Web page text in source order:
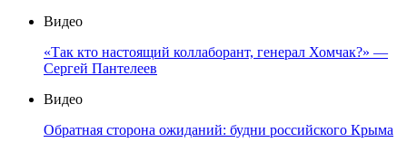
Видео
«Так кто настоящий коллаборант, генерал Хомчак?» —
Сергей Пантелеев
Видео
Обратная сторона ожиданий: будни российского Крыма